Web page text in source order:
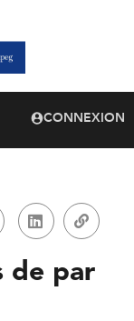
CONNEXION
de par